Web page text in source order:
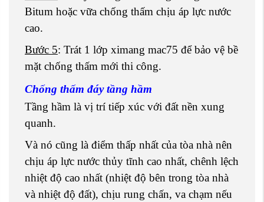
Bitum hoặc vữa chống thấm chịu áp lực nước
cao.
Bước 5: Trát 1 lớp ximang mac75 để bảo vệ bề
mặt chống thấm mới thi công.
Chống thấm đáy tầng hầm
Tầng hầm là vị trí tiếp xúc với đất nền xung
quanh.
Và nó cũng là điểm thấp nhất của tòa nhà nên
chịu áp lực nước thủy tĩnh cao nhất, chênh lệch
nhiệt độ cao nhất (nhiệt độ bên trong tòa nhà
và nhiệt độ đất), chịu rung chấn, va chạm nếu